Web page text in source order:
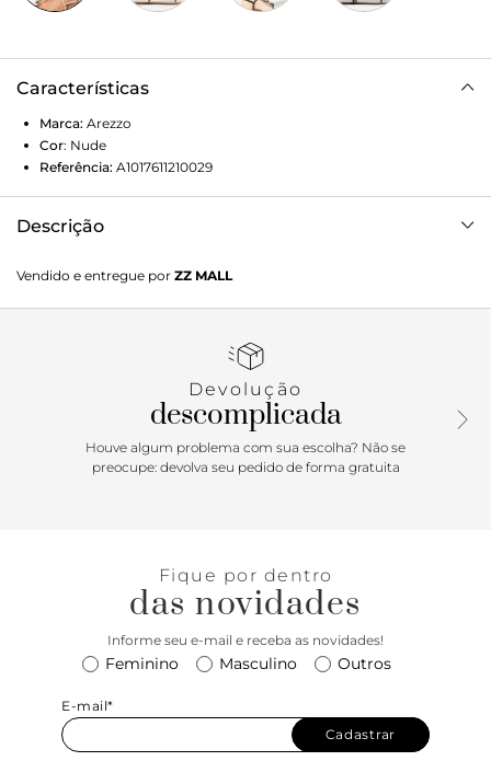
Características
Marca: Arezzo
Cor: Nude
Referência: A1017611210029
Descrição
formato redondo na ponta e acabamento em verniz. Possui
tira única sobre os dedos, fina e com metais, além de tira
Vendido e entregue por ZZ MALL
Devolução
descomplicada
Houve algum problema com sua escolha? Não se
preocupe: devolva seu pedido de forma gratuita
Fique por dentro
das novidades
Informe seu e-mail e receba as novidades!
Feminino Masculino Outros
E-mail*
Cadastrar